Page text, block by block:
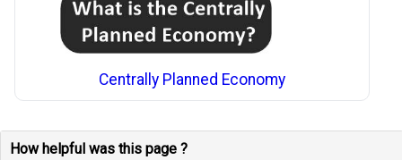
Centrally Planned Economy
How helpful was this page ?